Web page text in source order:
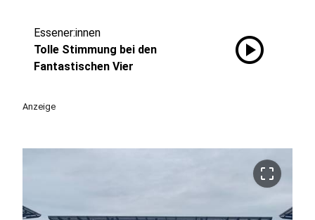
Essener:innen
Tolle Stimmung bei den
Fantastischen Vier
play_circle
Anzeige
crop_free